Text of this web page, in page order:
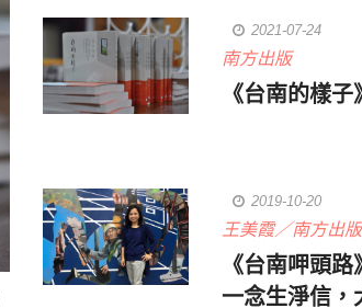
2021-07-24
南方出版
《台南的樣子
2019-10-20
王美霞／南方出版
《台南呷頭
一念生淨信，